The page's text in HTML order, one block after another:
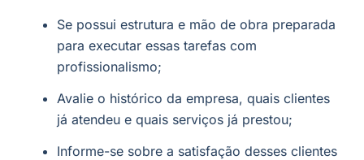
Se possui estrutura e mão de obra preparada
para executar essas tarefas com
profissionalismo;
Avalie o histórico da empresa, quais clientes
já atendeu e quais serviços já prestou;
Informe-se sobre a satisfação desses clientes